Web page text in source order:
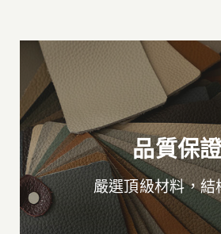
品質保
嚴選頂級材料，結